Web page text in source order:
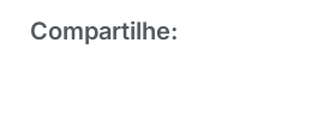
Compartilhe: